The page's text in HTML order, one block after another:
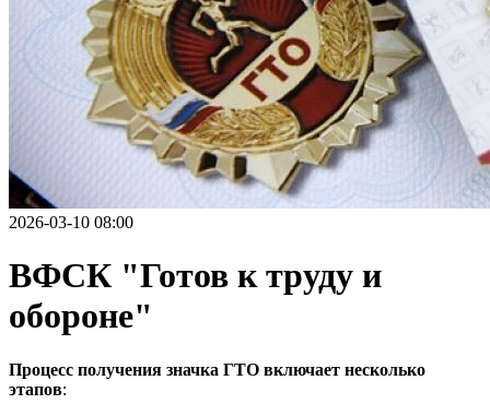
2026-03-10 08:00
ВФСК "Готов к труду и
обороне"
Процесс получения значка ГТО включает несколько
этапов: